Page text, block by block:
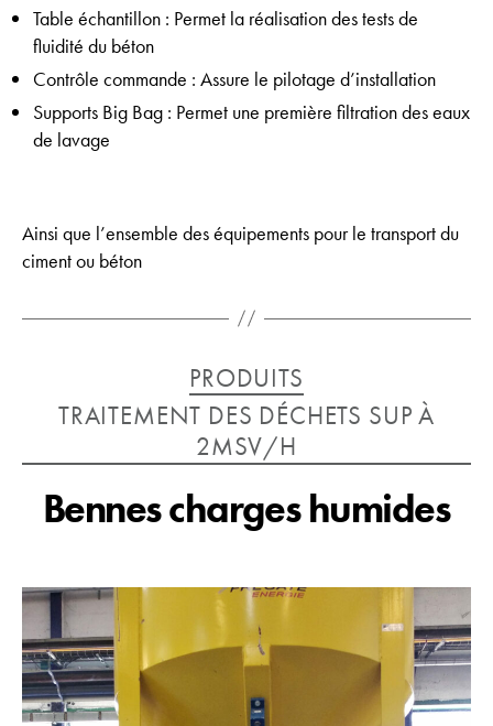
Table échantillon : Permet la réalisation des tests de
fluidité du béton
Contrôle commande : Assure le pilotage d’installation
Supports Big Bag : Permet une première filtration des eaux
de lavage
Ainsi que l’ensemble des équipements pour le transport du
ciment ou béton
Catégories
PRODUITS
TRAITEMENT DES DÉCHETS SUP À
2MSV/H
Bennes charges humides